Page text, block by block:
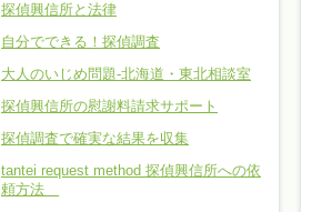
探偵興信所と法律
自分でできる！探偵調査
大人のいじめ問題-北海道・東北相談室
探偵興信所の慰謝料請求サポート
探偵調査で確実な結果を収集
tantei request method 探偵興信所への依
頼方法